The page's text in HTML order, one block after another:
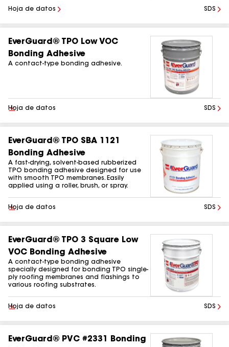
Hoja de datos SDS
EverGuard® TPO Low VOC
Bonding Adhesive
A contact-type bonding adhesive.
Descargar
Hoja de datos SDS
EverGuard® TPO SBA 1121
Bonding Adhesive
A fast-drying, solvent-based rubberized
TPO bonding adhesive designed for use
with smooth TPO membranes. Easily
applied using a roller, brush, or spray.
Descargar
Hoja de datos SDS
EverGuard® TPO 3 Square Low
VOC Bonding Adhesive
A contact-type bonding adhesive
specially designed for bonding TPO single-
ply roofing membranes and flashings to
various roofing substrates.
Descargar
Hoja de datos SDS
EverGuard® PVC #2331 Bonding